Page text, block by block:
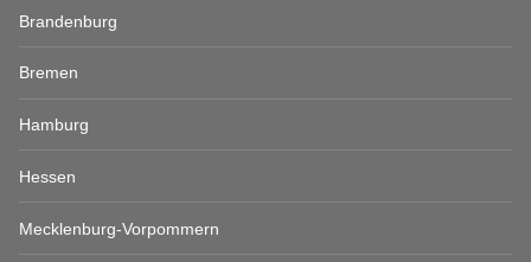
Brandenburg
Bremen
Hamburg
Hessen
Mecklenburg-Vorpommern